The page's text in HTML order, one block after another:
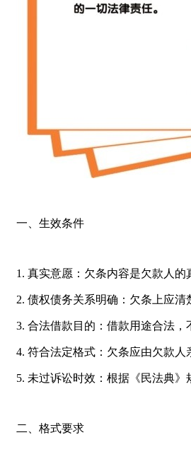
一、生效条件
1. 真实意愿：欠条内容是欠款人的
2. 债权债务关系明确：欠条上应
3. 合法借款目的：借款用途合法，
4. 符合法定格式：欠条应由欠款
5. 未过诉讼时效：根据《民法典
二、格式要求